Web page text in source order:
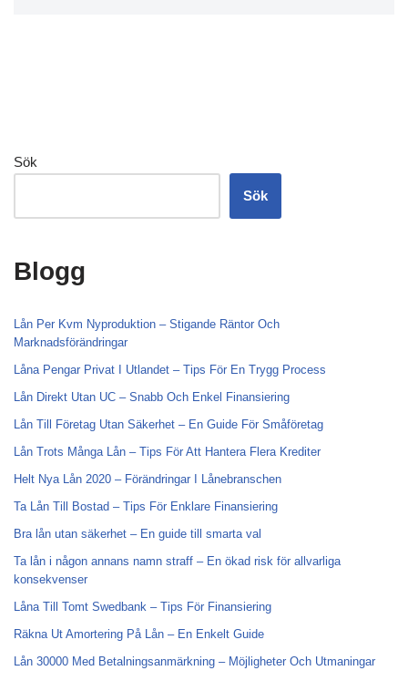
Sök
Sök
Blogg
Lån Per Kvm Nyproduktion – Stigande Räntor Och
Marknadsförändringar
Låna Pengar Privat I Utlandet – Tips För En Trygg Process
Lån Direkt Utan UC – Snabb Och Enkel Finansiering
Lån Till Företag Utan Säkerhet – En Guide För Småföretag
Lån Trots Många Lån – Tips För Att Hantera Flera Krediter
Helt Nya Lån 2020 – Förändringar I Lånebranschen
Ta Lån Till Bostad – Tips För Enklare Finansiering
Bra lån utan säkerhet – En guide till smarta val
Ta lån i någon annans namn straff – En ökad risk för allvarliga
konsekvenser
Låna Till Tomt Swedbank – Tips För Finansiering
Räkna Ut Amortering På Lån – En Enkelt Guide
Lån 30000 Med Betalningsanmärkning – Möjligheter Och Utmaningar